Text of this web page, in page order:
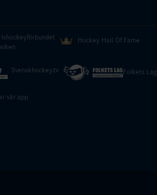
Ishockeyförbundet
Hockey Hall Of Fame
Svenskhockey.tv Folkets Lag
vår app